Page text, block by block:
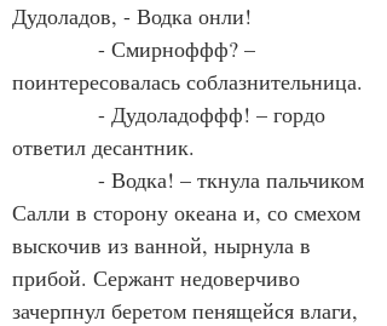
Дудоладов, - Водка онли!
- Смирноффф? –
поинтересовалась соблазнительница.
- Дудоладоффф! – гордо
ответил десантник.
- Водка! – ткнула пальчиком
Салли в сторону океана и, со смехом
выскочив из ванной, нырнула в
прибой. Сержант недоверчиво
зачерпнул беретом пенящейся влаги,